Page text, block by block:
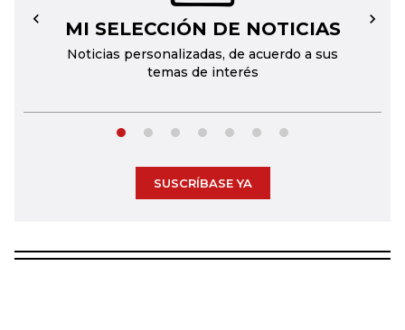
MI SELECCIÓN DE NOTICIAS
Noticias personalizadas, de acuerdo a sus
temas de interés
← →
SUSCRÍBASE YA